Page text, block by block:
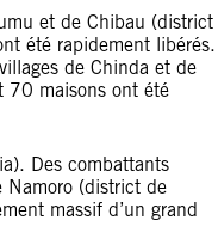
et de Chibau (district
été rapidement libérés.
de Chinda et de
70 maisons ont été
Des combattants
Namoro (district de
massif d’un grand